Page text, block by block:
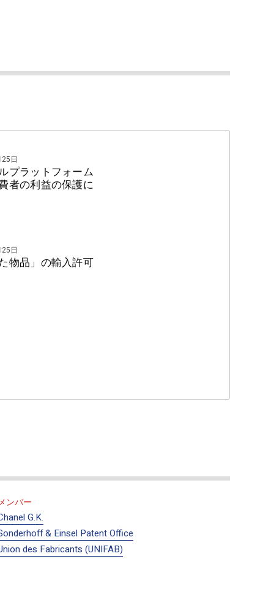
模倣品流通の特色であるとも言える。対して、模倣
からずいたのは事実である。従って、販売する場所
との観点で模倣品対策を行っていた感も強かったと
、模倣品が多く流通する「中国」が「他人」にあた
。
イトもあるが、そもそも人力では時間も費用もかか
による判別もしくは排除能力は不十分であり、
る。これからの技術の開発・革新に期待するところ
の収集・分析、権利者からの削除依頼から得られる
行われている対策の見直しもしくは強化も地道に行
除が重要視され人力による自主パトロールの実施が
みが各方面によって行われている。そうしたアプロ
である。特に、大手BtoC及びCtoCサイトと権利者間
評価されるべきことである。逆に日本が立ち遅れて
な問題と提案を記載する。
日
プラットフォーム
者の利益の保護に
日
物品」の輸入許可
ンバー
G.K.
& Einsel Patent Office
des Fabricants (UNIFAB)